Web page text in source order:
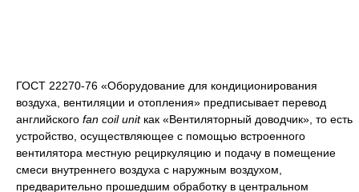
ГОСТ 22270-76 «Оборудование для кондиционирования
воздуха, вентиляции и отопления» предписывает перевод
английского fan coil unitкак «Вентиляторный доводчик», то есть
устройство, осуществляющее с помощью встроенного
вентилятора местную рециркуляцию и подачу в помещение
смеси внутреннего воздуха с наружным воздухом,
предварительно прошедшим обработку в центральном